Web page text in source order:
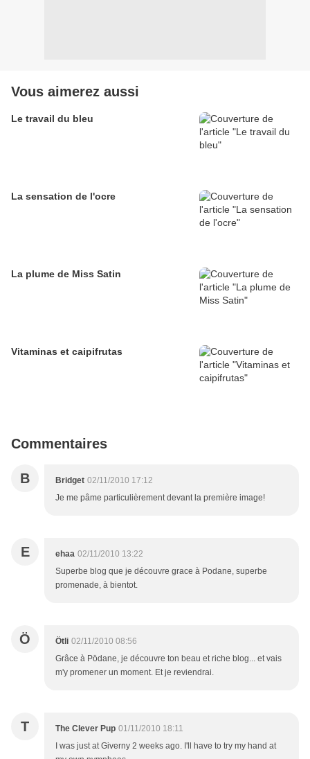
Vous aimerez aussi
Le travail du bleu
La sensation de l'ocre
La plume de Miss Satin
Vitaminas et caipifrutas
Commentaires
B Bridget 02/11/2010 17:12
Je me pâme particulièrement devant la première image!
E ehaa 02/11/2010 13:22
Superbe blog que je découvre grace à Podane, superbe
promenade, à bientot.
Ö Ötli 02/11/2010 08:56
Grâce à Pödane, je découvre ton beau et riche blog... et vais
m'y promener un moment. Et je reviendrai.
T The Clever Pup 01/11/2010 18:11
I was just at Giverny 2 weeks ago. I'll have to try my hand at